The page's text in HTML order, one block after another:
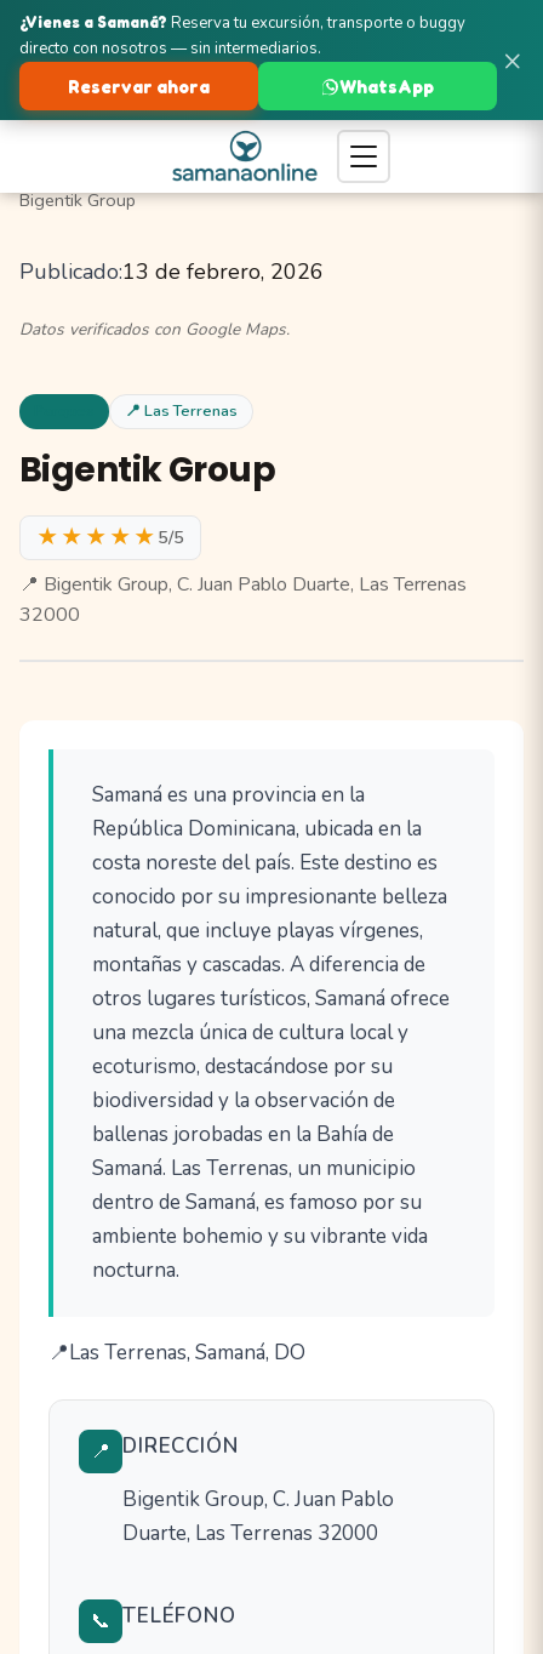
Turismo en Samaná Las Terrenas
Parques y Reservas
Bigentik Group
Publicado:13 de febrero, 2026
Datos verificados con Google Maps.
📍 Las Terrenas
Bigentik Group
★★★★★ 5/5
📍 Bigentik Group, C. Juan Pablo Duarte, Las Terrenas
32000
Samaná es una provincia en la
República Dominicana, ubicada en la
costa noreste del país. Este destino es
conocido por su impresionante belleza
natural, que incluye playas vírgenes,
montañas y cascadas. A diferencia de
otros lugares turísticos, Samaná ofrece
una mezcla única de cultura local y
ecoturismo, destacándose por su
biodiversidad y la observación de
ballenas jorobadas en la Bahía de
Samaná. Las Terrenas, un municipio
dentro de Samaná, es famoso por su
ambiente bohemio y su vibrante vida
nocturna.
Las Terrenas, Samaná, DO
📍 DIRECCIÓN
Bigentik Group, C. Juan Pablo
Duarte, Las Terrenas 32000
📞 TELÉFONO
×
¿Vienes a Samaná? Reserva tu excursión, transporte o buggy
directo con nosotros — sin intermediarios.
Reservar ahora WhatsApp